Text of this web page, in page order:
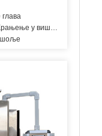
у више просторија
шоље